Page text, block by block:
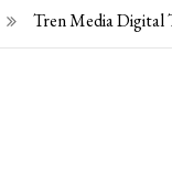
Tren Media Digital